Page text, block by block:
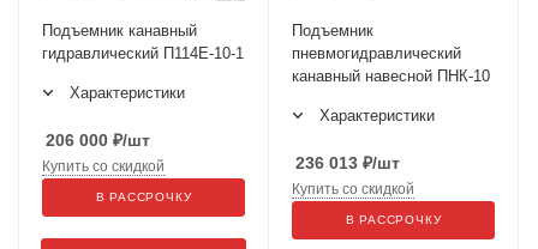
Подъемник канавный
гидравлический П114Е-10-1
Характеристики
206 000 ₽/шт
Купить со скидкой
В РАССРОЧКУ
Подъемник
пневмогидравлический
канавный навесной ПНК-10
Характеристики
236 013 ₽/шт
Купить со скидкой
В РАССРОЧКУ